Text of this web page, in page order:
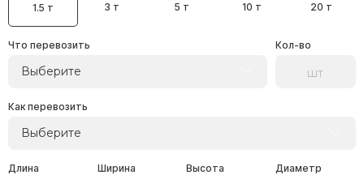
1.5 т 3 т 5 т 10 т 20 т
Что перевозить
Выберите
Кол-во
Как перевозить
Выберите
Длина Ширина Высота Диаметр